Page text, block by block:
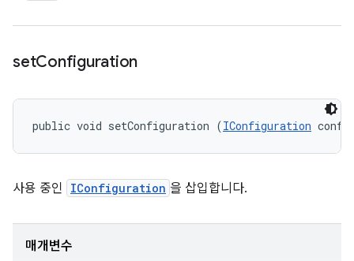
setConfiguration
public void setConfiguration (IConfiguration
사용 중인 IConfiguration 을 삽입합니다.
매개변수